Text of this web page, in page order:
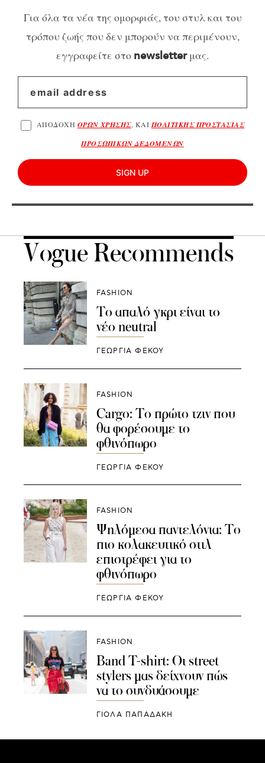
Για όλα τα νέα της ομορφιάς, του στυλ και του
τρόπου ζωής που δεν μπορούν να περιμένουν,
εγγραφείτε στο newsletterμας.
ΑΠΟΔΟΧΗ ΟΡΩΝ ΧΡΗΣΗΣ, ΚΑΙΠΟΛΙΤΙΚΗΣ ΠΡΟΣΤΑΣΙΑΣ
ΠΡΟΣΩΠΙΚΩΝ ΔΕΔΟΜΕΝΩΝ
SIGN UP
Vogue Recommends
FASHION
To απαλό γκρι είναι το
νέο neutral
ΓΕΩΡΓΙΑ ΦΕΚΟΥ
FASHION
Cargo: Το πρώτο τζιν που
θα φορέσουμε το
φθινόπωρο
ΓΕΩΡΓΙΑ ΦΕΚΟΥ
FASHION
Ψηλόμεσα παντελόνια: Το
πιο κολακευτικό στιλ
επιστρέφει για το
φθινόπωρο
ΓΕΩΡΓΙΑ ΦΕΚΟΥ
FASHION
Band T-shirt: Οι street
stylers μας δείχνουν πώς
να το συνδυάσουμε
ΓΙΌΛΑ ΠΑΠΑΔΆΚΗ